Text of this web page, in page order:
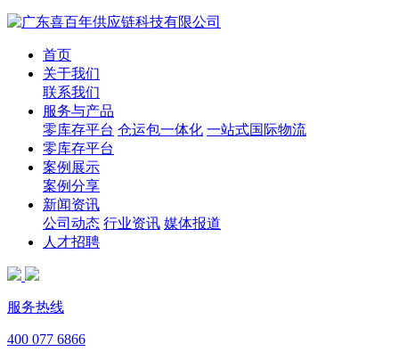
首页
关于我们
联系我们
服务与产品
零库存平台 仓运包一体化 一站式国际物流
零库存平台
案例展示
案例分享
新闻资讯
公司动态 行业资讯 媒体报道
人才招聘
服务热线
400 077 6866